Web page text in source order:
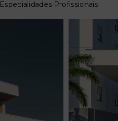
Especialidades Profissionais